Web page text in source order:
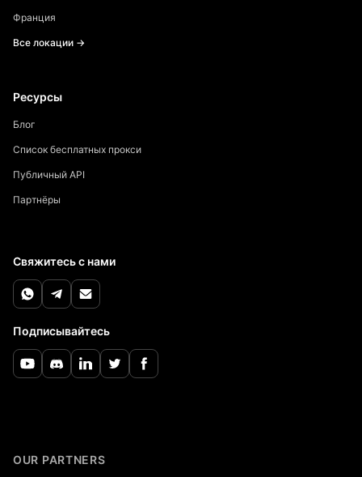
Франция
Все локации →
Ресурсы
Блог
Список бесплатных прокси
Публичный API
Партнёры
Свяжитесь с нами
Подписывайтесь
OUR PARTNERS